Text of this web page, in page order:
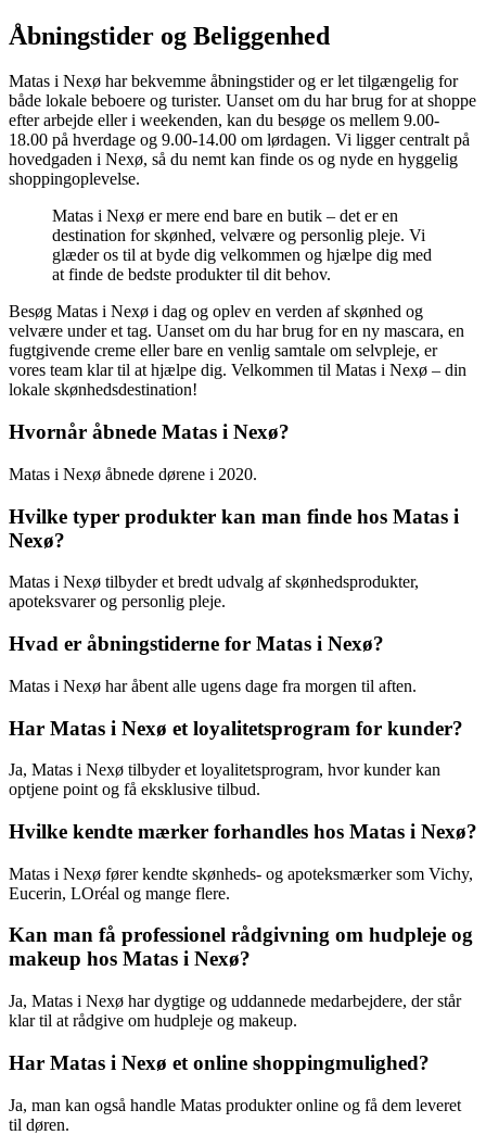
Åbningstider og Beliggenhed
Matas i Nexø har bekvemme åbningstider og er let tilgængelig for
både lokale beboere og turister. Uanset om du har brug for at shoppe
efter arbejde eller i weekenden, kan du besøge os mellem 9.00-
18.00 på hverdage og 9.00-14.00 om lørdagen. Vi ligger centralt på
hovedgaden i Nexø, så du nemt kan finde os og nyde en hyggelig
shoppingoplevelse.
Matas i Nexø er mere end bare en butik – det er en
destination for skønhed, velvære og personlig pleje. Vi
glæder os til at byde dig velkommen og hjælpe dig med
at finde de bedste produkter til dit behov.
Besøg Matas i Nexø i dag og oplev en verden af skønhed og
velvære under et tag. Uanset om du har brug for en ny mascara, en
fugtgivende creme eller bare en venlig samtale om selvpleje, er
vores team klar til at hjælpe dig. Velkommen til Matas i Nexø – din
lokale skønhedsdestination!
Hvornår åbnede Matas i Nexø?
Matas i Nexø åbnede dørene i 2020.
Hvilke typer produkter kan man finde hos Matas i
Nexø?
Matas i Nexø tilbyder et bredt udvalg af skønhedsprodukter,
apoteksvarer og personlig pleje.
Hvad er åbningstiderne for Matas i Nexø?
Matas i Nexø har åbent alle ugens dage fra morgen til aften.
Har Matas i Nexø et loyalitetsprogram for kunder?
Ja, Matas i Nexø tilbyder et loyalitetsprogram, hvor kunder kan
optjene point og få eksklusive tilbud.
Hvilke kendte mærker forhandles hos Matas i Nexø?
Matas i Nexø fører kendte skønheds- og apoteksmærker som Vichy,
Eucerin, LOréal og mange flere.
Kan man få professionel rådgivning om hudpleje og
makeup hos Matas i Nexø?
Ja, Matas i Nexø har dygtige og uddannede medarbejdere, der står
klar til at rådgive om hudpleje og makeup.
Har Matas i Nexø et online shoppingmulighed?
Ja, man kan også handle Matas produkter online og få dem leveret
til døren.